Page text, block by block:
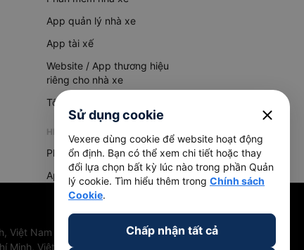
App quản lý nhà xe
App tài xế
Website / App thương hiệu
riêng cho nhà xe
Tổng đài AI
HỆ THỐNG QUẢN LÝ HÀNG HOÁ
Phần mềm quản lý hàng hoá
App quản lý hàng hoá
Việt Nam
Minh, Việt Nam
Sử dụng cookie close
Vexere dùng cookie để website hoạt động
ổn định. Bạn có thể xem chi tiết hoặc thay
đổi lựa chọn bất kỳ lúc nào trong phần Quản
lý cookie. Tìm hiểu thêm trong Chính sách
Cookie.
Chấp nhận tất cả